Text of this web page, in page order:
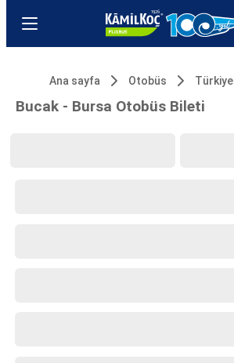
Ana sayfa Otobüs Türkiye
Bucak - Bursa Otobüs Bileti